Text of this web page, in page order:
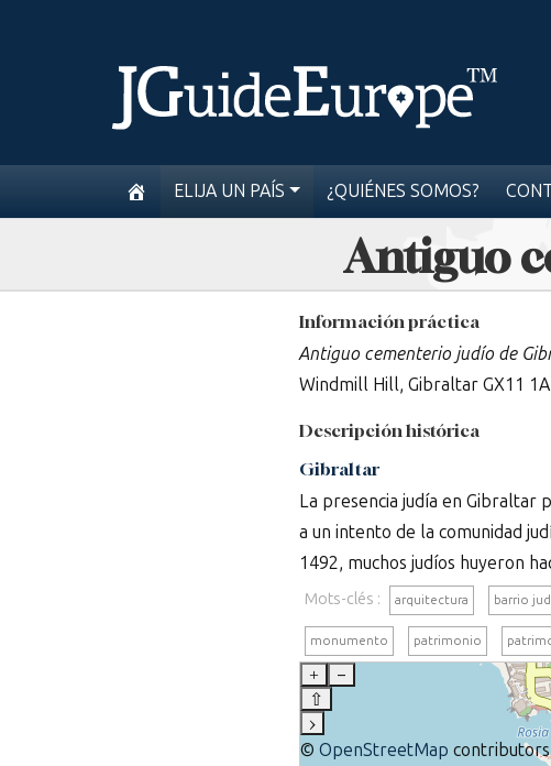
ELIJA UN PAÍS ¿QUIÉNES SOMOS?
Antiguo
Información práctica
Antiguo cementerio judío de
Windmill Hill, Gibraltar GX11
Descripción histórica
Gibraltar
La presencia judía en Gibraltar
a un intento de la comunidad
1492, muchos judíos huyeron
Mots-clés : arquitectura barrio
monumento patrimonio
+
–
⇧
›
© OpenStreetMap